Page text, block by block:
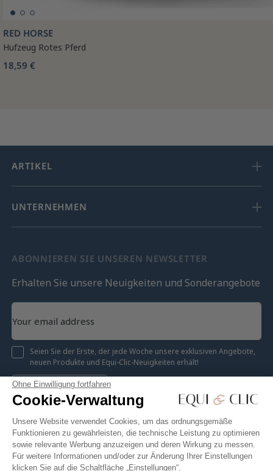
Ohne Einwilligung fortfahren
Cookie-Verwaltung
Unsere Website verwendet Cookies, um das ordnungsgemäße
Funktionieren zu gewährleisten, die technische Leistung zu optimieren
sowie relevante Werbung anzuzeigen und deren Wirkung zu messen.
Für weitere Informationen und/oder zur Änderung Ihrer Einstellungen
klicken Sie auf die Schaltfläche „Einstellungen“.
RED HORSE
Hufzeug Rotes Pferd
18,59 €
ARTIKEL
UNTERNEHMEN
ABONNIEREN SIE UNSEREN NEWSLETTER
Erhalten Sie unsere Neuigkeiten und Sonderangebote
Seien Sie der Erste, der jede Woche unsere exklusiven Angebote,
neuen Produkte und Equi-Clic-Neuigkeiten erhält!
Registrieren
Facebook Twitter
YouTube
Pinterest
Instagram